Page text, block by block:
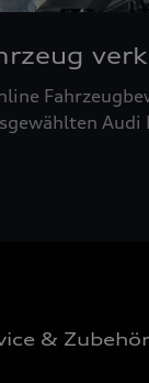
Audi
& Zubehör